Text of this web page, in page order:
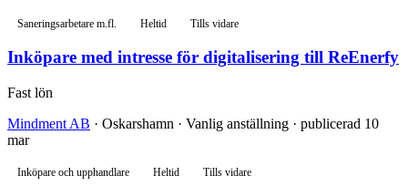
Saneringsarbetare m.fl. Heltid Tills vidare
Inköpare med intresse för digitalisering till ReEnerfy
Fast lön
Mindment AB · Oskarshamn · Vanlig anställning · publicerad 10
mar
Inköpare och upphandlare Heltid Tills vidare